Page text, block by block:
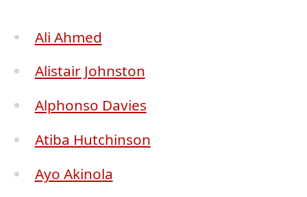
Ali Ahmed
Alistair Johnston
Alphonso Davies
Atiba Hutchinson
Ayo Akinola